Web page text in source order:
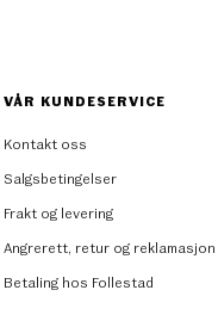
VÅR KUNDESERVICE
Kontakt oss
Salgsbetingelser
Frakt og levering
Angrerett, retur og reklamasjon
Betaling hos Follestad